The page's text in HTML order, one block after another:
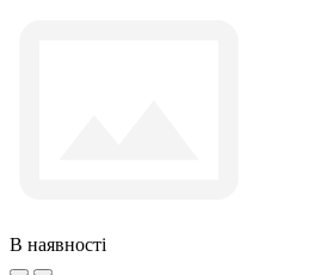
В наявності